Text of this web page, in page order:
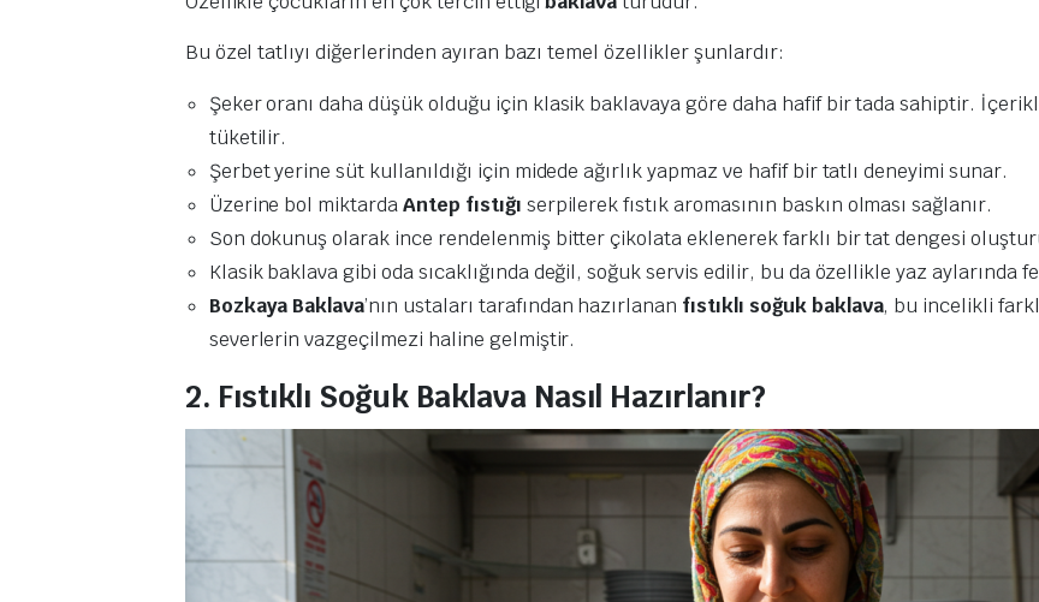
Bu özel tatlıyı diğerlerinden ayıran bazı temel özellikler şunlardır:
Şeker oranı daha düşük olduğu için klasik baklavaya göre daha hafif bir tada sahiptir.
tüketilir.
Şerbet yerine süt kullanıldığı için midede ağırlık yapmaz ve hafif bir tatlı deneyimi sunar.
Üzerine bol miktardaAntep fıstığı serpilerek fıstık aromasının baskın olması sağlanır.
Son dokunuş olarak ince rendelenmiş bitter çikolata eklenerek farklı bir tat dengesi
Klasik baklava gibi oda sıcaklığında değil, soğuk servis edilir, bu da özellikle yaz aylarında
Bozkaya Baklava’nın ustaları tarafından hazırlanan fıstıklı soğuk baklava, bu incelikli
severlerin vazgeçilmezi haline gelmiştir.
2. Fıstıklı Soğuk Baklava Nasıl Hazırlanır?